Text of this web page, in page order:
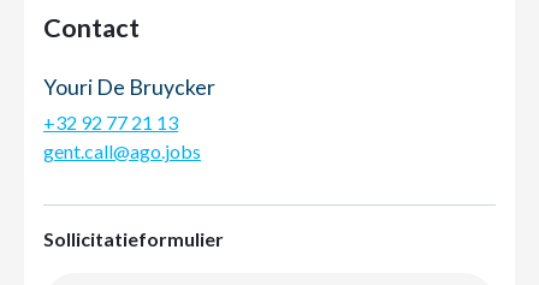
Contact
Youri De Bruycker
+32 92 77 21 13
gent.call@ago.jobs
Sollicitatieformulier